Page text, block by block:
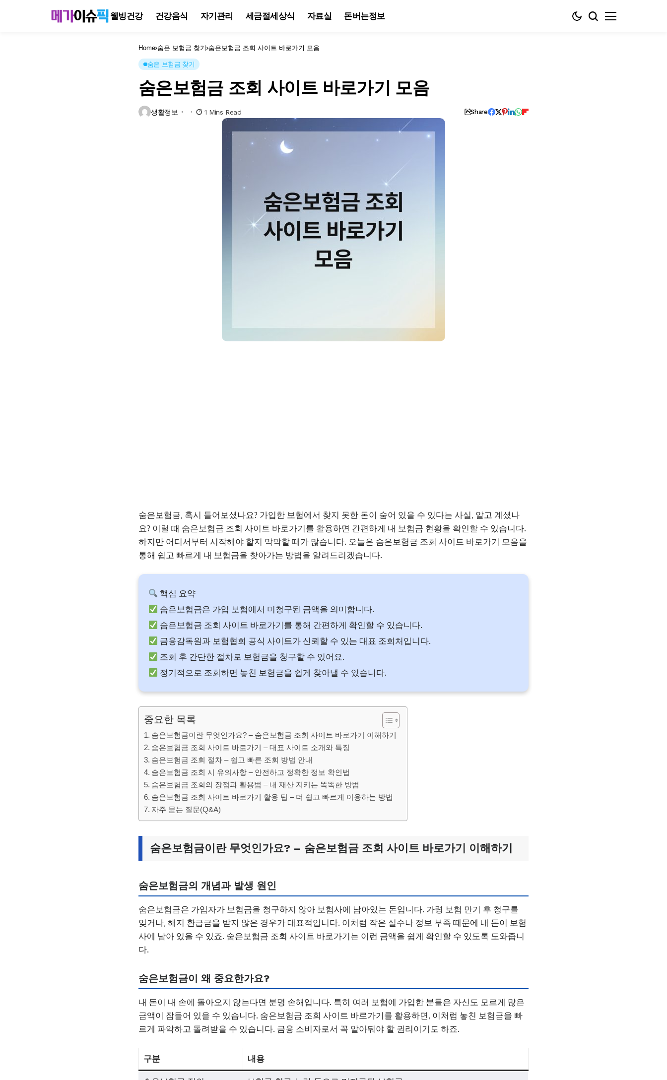
웰빙건강 건강음식 자기관리 세금절세상식 자료실 돈버는정보
Home 숨은 보험금 찾기 숨은보험금 조회 사이트 바로가기 모음
숨은 보험금 찾기
숨은보험금 조회 사이트 바로가기 모음
생활정보 1 Mins Read Share
숨은보험금, 혹시 들어보셨나요? 가입한 보험에서 찾지 못한 돈이 숨어 있을 수 있다는 사실, 알고 계셨나
요? 이럴 때 숨은보험금 조회 사이트 바로가기를 활용하면 간편하게 내 보험금 현황을 확인할 수 있습니다.
하지만 어디서부터 시작해야 할지 막막할 때가 많습니다. 오늘은 숨은보험금 조회 사이트 바로가기 모음을
통해 쉽고 빠르게 내 보험금을 찾아가는 방법을 알려드리겠습니다.
핵심 요약
숨은보험금은 가입 보험에서 미청구된 금액을 의미합니다.
숨은보험금 조회 사이트 바로가기를 통해 간편하게 확인할 수 있습니다.
금융감독원과 보험협회 공식 사이트가 신뢰할 수 있는 대표 조회처입니다.
조회 후 간단한 절차로 보험금을 청구할 수 있어요.
정기적으로 조회하면 놓친 보험금을 쉽게 찾아낼 수 있습니다.
중요한 목록
숨은보험금이란 무엇인가요? – 숨은보험금 조회 사이트 바로가기 이해하기
숨은보험금 조회 사이트 바로가기 – 대표 사이트 소개와 특징
숨은보험금 조회 절차 – 쉽고 빠른 조회 방법 안내
숨은보험금 조회 시 유의사항 – 안전하고 정확한 정보 확인법
숨은보험금 조회의 장점과 활용법 – 내 재산 지키는 똑똑한 방법
숨은보험금 조회 사이트 바로가기 활용 팁 – 더 쉽고 빠르게 이용하는 방법
자주 묻는 질문(Q&A)
숨은보험금이란 무엇인가요? – 숨은보험금 조회 사이트 바로가기 이해하기
숨은보험금의 개념과 발생 원인
숨은보험금은 가입자가 보험금을 청구하지 않아 보험사에 남아있는 돈입니다. 가령 보험 만기 후 청구를
잊거나, 해지 환급금을 받지 않은 경우가 대표적입니다. 이처럼 작은 실수나 정보 부족 때문에 내 돈이 보험
사에 남아 있을 수 있죠. 숨은보험금 조회 사이트 바로가기는 이런 금액을 쉽게 확인할 수 있도록 도와줍니
다.
숨은보험금이 왜 중요한가요?
내 돈이 내 손에 돌아오지 않는다면 분명 손해입니다. 특히 여러 보험에 가입한 분들은 자신도 모르게 많은
금액이 잠들어 있을 수 있습니다. 숨은보험금 조회 사이트 바로가기를 활용하면, 이처럼 놓친 보험금을 빠
르게 파악하고 돌려받을 수 있습니다. 금융 소비자로서 꼭 알아둬야 할 권리이기도 하죠.
구분 내용